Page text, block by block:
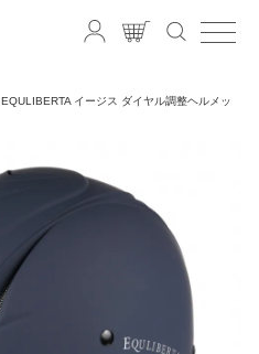
EQULIBERTA イージス ダイヤル調整ヘルメッ